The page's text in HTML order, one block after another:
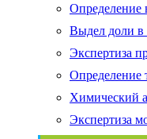
Определение
Выдел доли в
Экспертиза
Химический
Экспертиза